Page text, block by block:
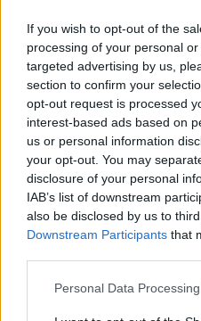
If you wish to opt-out of the
processing of your personal
targeted advertising by us,
section to confirm your
opt-out request is processed
interest-based ads based on
us or personal information
your opt-out. You may
disclosure of your personal
IAB’s list of downstream
also be disclosed by us to
Downstream Participants that
Personal Data
Į Klaipėdą iš emigracijos
grįžusi Karina Kučinskienė
įvardijo didžiausią savo
norą
Šiuo metu skaitomiausi
radinius
Mirė